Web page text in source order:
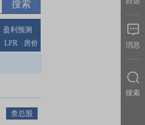
盈利预测
LPR 房价 消息
搜索